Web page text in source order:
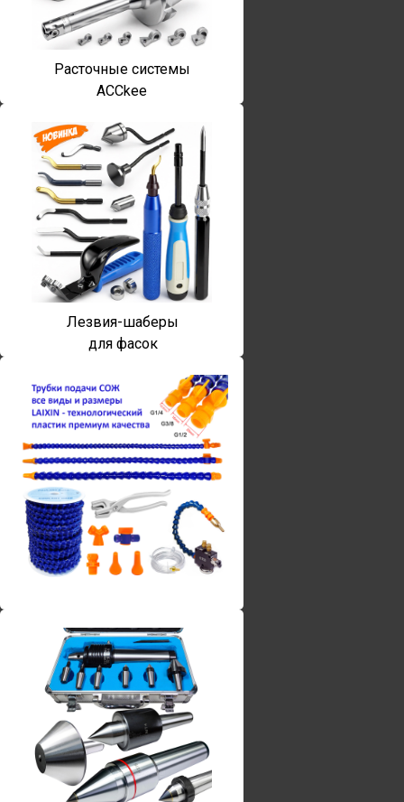
Расточные системы
ACCkee
Лезвия-шаберы
для фасок
Винты torx